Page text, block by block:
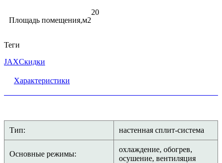
Площадь помещения,м2
20
Теги
JAXСкидки
Характеристики
Тип: настенная сплит-система
Основные режимы:
охлаждение, обогрев,
осушение, вентиляция